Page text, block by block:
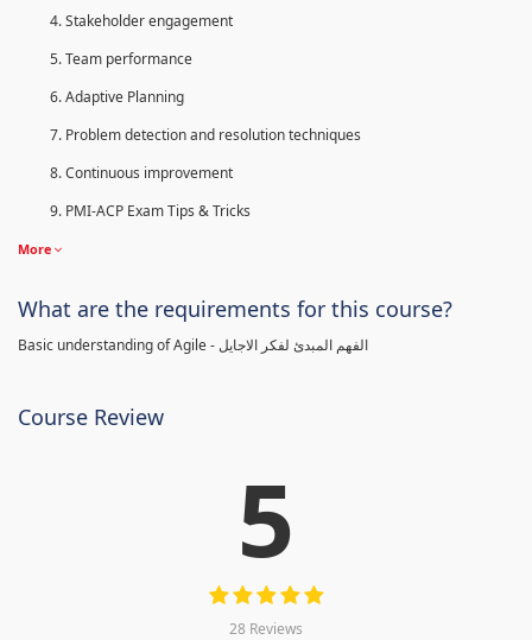
Stakeholder engagement
Team performance
Adaptive Planning
Problem detection and resolution techniques
Continuous improvement
PMI-ACP Exam Tips & Tricks
More
What are the requirements for this course?
Basic understanding of Agile - الفهم المبدئ لفكر الاجايل
Course Review
5
28 Reviews